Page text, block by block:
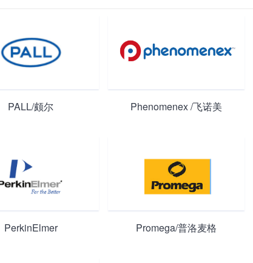
PALL/颇尔 Phenomenex /飞诺美
PerkinElmer Promega/普洛麦格